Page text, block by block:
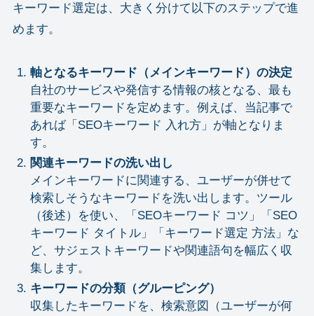
キーワード選定は、大きく分けて以下のステップで進
めます。
軸となるキーワード（メインキーワード）の決定
自社のサービスや発信する情報の核となる、最も
重要なキーワードを定めます。例えば、当記事で
あれば「SEOキーワード 入れ方」が軸となりま
す。
関連キーワードの洗い出し
メインキーワードに関連する、ユーザーが併せて
検索しそうなキーワードを洗い出します。ツール
（後述）を使い、「SEOキーワード コツ」「SEO
キーワード タイトル」「キーワード選定 方法」な
ど、サジェストキーワードや関連語句を幅広く収
集します。
キーワードの分類（グルーピング）
収集したキーワードを、検索意図（ユーザーが何